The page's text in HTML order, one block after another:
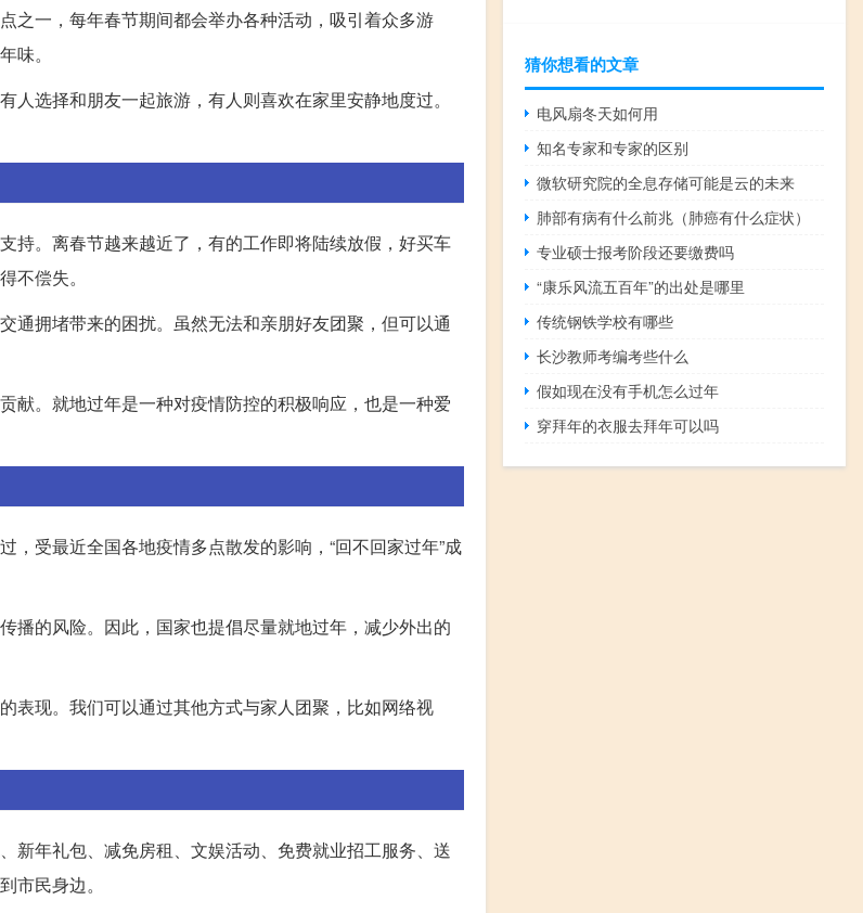
之一，每年春节期间都会举办各种活动，吸引着众多游
味。
选择和朋友一起旅游，有人则喜欢在家里安静地度过。
持。离春节越来越近了，有的工作即将陆续放假，好买车
不偿失。
通拥堵带来的困扰。虽然无法和亲朋好友团聚，但可以通
献。就地过年是一种对疫情防控的积极响应，也是一种爱
受最近全国各地疫情多点散发的影响，“回不回家过年”成
播的风险。因此，国家也提倡尽量就地过年，减少外出的
表现。我们可以通过其他方式与家人团聚，比如网络视
新年礼包、减免房租、文娱活动、免费就业招工服务、送
市民身边。
猜你想看的文章
电风扇冬天如何用
知名专家和专家的区别
微软研究院的全息存储可能是云的未来
肺部有病有什么前兆（肺癌有什么症状）
专业硕士报考阶段还要缴费吗
“康乐风流五百年”的出处是哪里
传统钢铁学校有哪些
长沙教师考编考些什么
假如现在没有手机怎么过年
穿拜年的衣服去拜年可以吗